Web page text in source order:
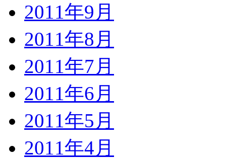
2011年9月
2011年8月
2011年7月
2011年6月
2011年5月
2011年4月